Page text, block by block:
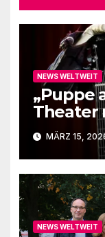
NEWS WELTWEIT
„Puppe
Theater
me“
MÄRZ 15,
NEWS WELTWEIT